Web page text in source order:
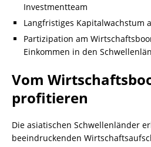
Investmentteam
Langfristiges Kapitalwachstum
Partizipation am
Einkommen in den
Vom
profitieren
Die asiatischen Schwellenländer
beeindruckenden